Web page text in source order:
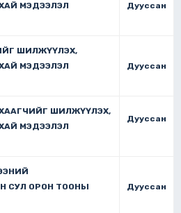
МЭДЭЭЛЭЛ
Дууссан
ШИЛЖҮҮЛЭХ,
МЭДЭЭЛЭЛ
Дууссан
ШИЛЖҮҮЛЭХ,
МЭДЭЭЛЭЛ
Дууссан
СУЛ ОРОН ТООНЫ
Дууссан